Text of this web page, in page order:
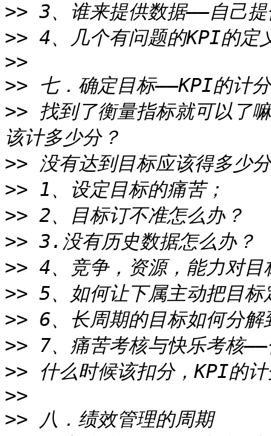
>>
>>
>>
>>
>> 找到了衡量指标就可以了
>>
>>
>>
>>
>>
>>
>>
>>
>>
>>
>>